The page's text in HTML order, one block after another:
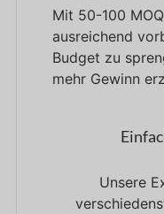
Mit 50-100
ausreichend
Budget zu
mehr Gewinn
Unsere